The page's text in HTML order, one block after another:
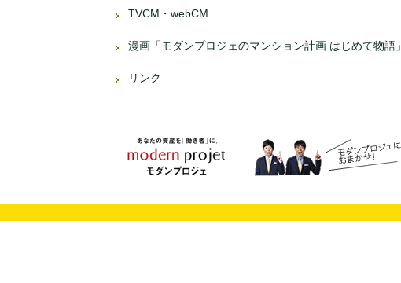
TVCM・webCM
漫画「モダンプロジェのマンション計画 はじめて物語」
リンク
資産運用、不動産投資ならモダンプ